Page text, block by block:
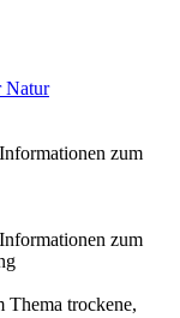
Natur
zum
zum
Thema trockene,